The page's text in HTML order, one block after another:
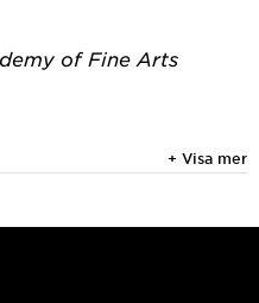
of Fine Arts
+ Visa mer